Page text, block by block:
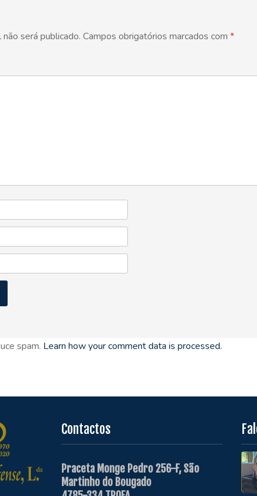
será publicado. Campos obrigatórios marcados com *
spam. Learn how your comment data is processed.
Contactos
Praceta Monge Pedro 256-F, São
Martinho do Bougado